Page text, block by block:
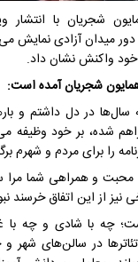
شجریان با انتشار
میدان آزادی نمایش
خود واکنش نشان داد.
شجریان آمده است:
در دل داشتم و
شده، بر خود وظیفه
را برای مردم و شهرم
محبت و همراهی شما
از این اتفاق خرسند
چه با شادی و چه با
در سالن‌های شهر و